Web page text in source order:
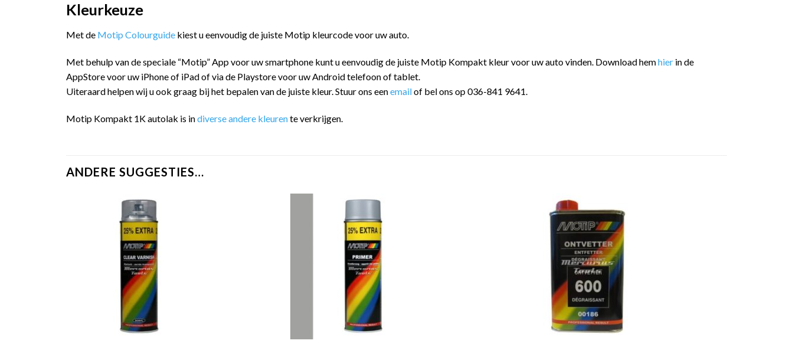
Kleurkeuze
Met de Motip Colourguide kiest u eenvoudig de juiste Motip kleurcode voor uw auto.
Met behulp van de speciale “Motip” App voor uw smartphone kunt u eenvoudig de juiste Motip Kompakt kleur voor uw auto vinden. Download hemhier in de
AppStore voor uw iPhone of iPad of via de Playstore voor uw Android telefoon of tablet.
Uiteraard helpen wij u ook graag bij het bepalen van de juiste kleur. Stuur ons eenemailof bel ons op 036-841 9641.
Motip Kompakt 1K autolak is indiverse andere kleurente verkrijgen.
ANDERE SUGGESTIES…